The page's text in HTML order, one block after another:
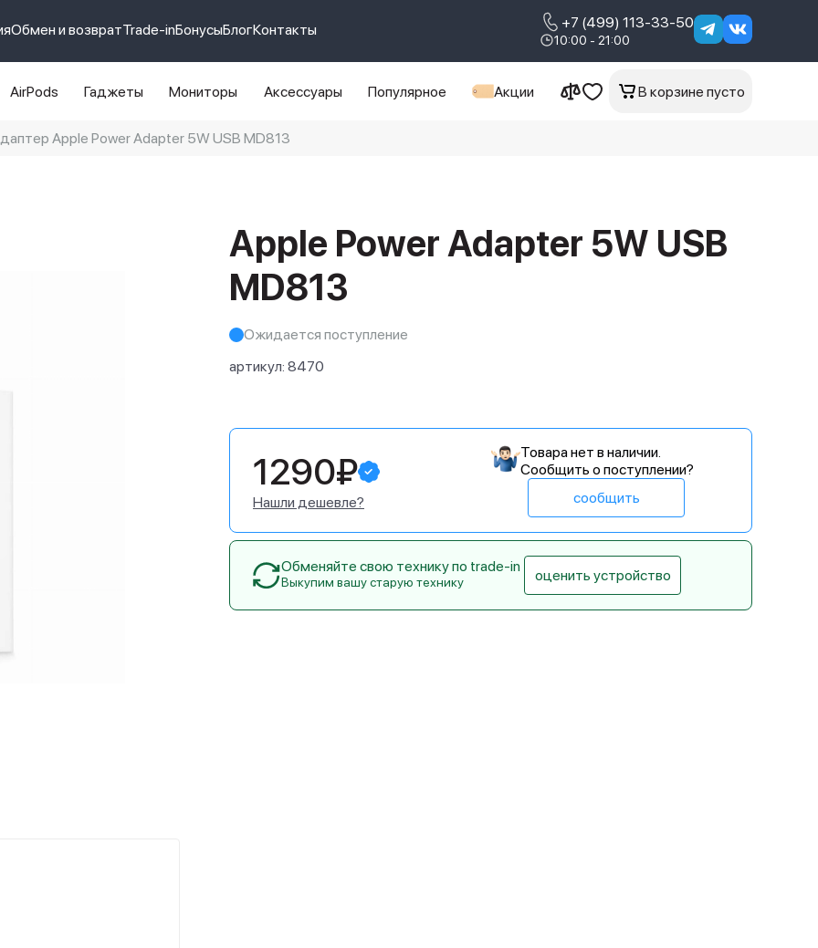
Обмен и возвратTrade-inБонусыБлогКонтакты +7 (499) 113-33-50
10:00 - 21:00
AirPods Гаджеты Мониторы Аксессуары Популярное Акции В корзине пусто
Apple Power Adapter 5W USB MD813
Apple Power Adapter 5W USB
MD813
Ожидается поступление
артикул: 8470
1290₽
Нашли дешевле?
Товара нет в наличии.
Сообщить о поступлении?
сообщить
Обменяйте свою технику по trade-in
Выкупим вашу старую технику оценить устройство